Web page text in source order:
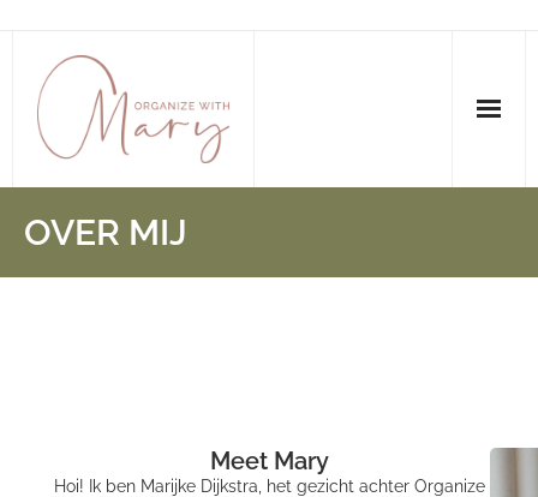
OVER MIJ
Meet Mary
Hoi! Ik ben Marijke Dijkstra, het gezicht achter Organize